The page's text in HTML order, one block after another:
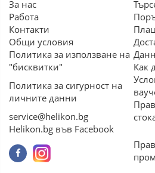
За нас
Работа
Контакти
Общи условия
Политика за използване на
"бисквитки"
Политика за сигурност на
личните данни
service@helikon.bg
Helikon.bg във Facebook
Как